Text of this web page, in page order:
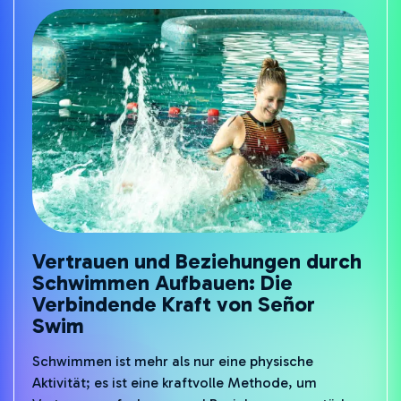
Schutz, den es braucht, sondern auch den besten
Start, um ein starker, selbstbewusster Schwimmer
zu werden.
Vertrauen und Beziehungen durch
Schwimmen Aufbauen: Die
Verbindende Kraft von Señor
Swim
Aktivität; es ist eine kraftvolle Methode, um
Vertrauen aufzubauen und Beziehungen zu stärken.